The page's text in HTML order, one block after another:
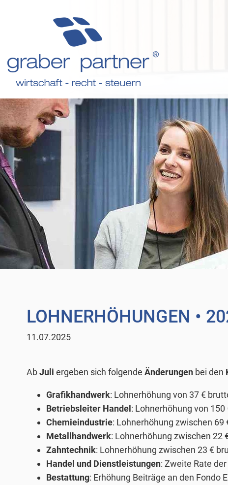
LOHNERHÖHUNGEN •
11.07.2025
AbJuli ergeben sich folgende Änderungenbei den
Grafikhandwerk: Lohnerhöhung von 37 €
Betriebsleiter Handel : Lohnerhöhung von
Chemieindustrie: Lohnerhöhung zwischen 69
Metallhandwerk: Lohnerhöhung zwischen 22
Zahntechnik: Lohnerhöhung zwischen 23 €
Handel und Dienstleistungen: Zweite Rate
Bestattung: Erhöhung Beiträge an den Fondo